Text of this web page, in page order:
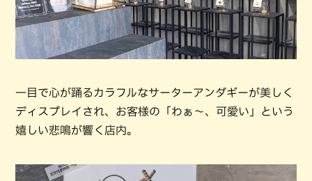
一目で心が踊るカラフルなサーターアンダギーが美しく
ディスプレイされ、お客様の「わぁ〜、可愛い」という
嬉しい悲鳴が響く店内。